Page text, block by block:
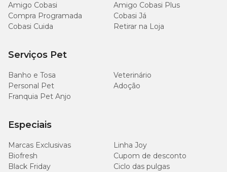
Amigo Cobasi
Amigo Cobasi Plus
Compra Programada
Cobasi Já
Cobasi Cuida
Retirar na Loja
Serviços Pet
Banho e Tosa
Veterinário
Personal Pet
Adoção
Franquia Pet Anjo
Especiais
Marcas Exclusivas
Linha Joy
Biofresh
Cupom de desconto
Black Friday
Ciclo das pulgas